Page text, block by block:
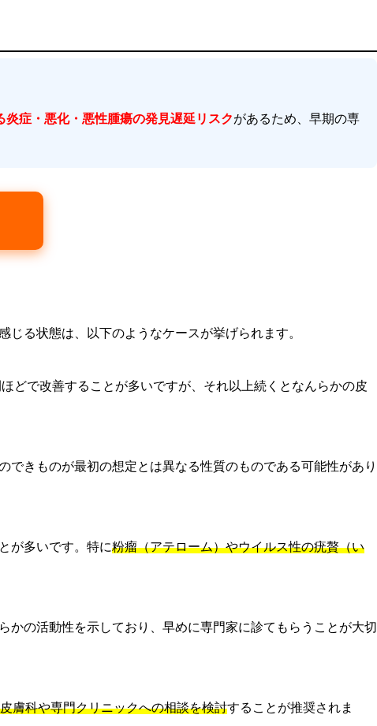
炎症・悪化・悪性腫瘍の発見遅延リスクがあるため、早期の専
る状態は、以下のようなケースが挙げられます。
どで改善することが多いですが、それ以上続くとなんらかの皮
きものが最初の想定とは異なる性質のものである可能性があり
が多いです。特に粉瘤（アテローム）やウイルス性の疣贅（い
かの活動性を示しており、早めに専門家に診てもらうことが大切
膚科や専門クリニックへの相談を検討することが推奨されま